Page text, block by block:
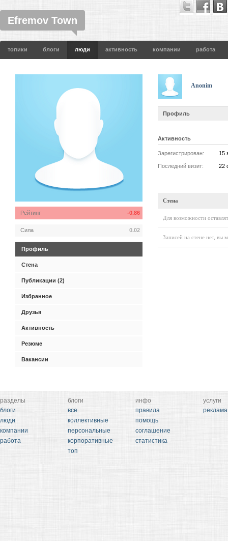
Efremov Town
топики блоги люди активность компании работа
Anonim
Профиль
Активность
Зарегистрирован: 15
Последний визит: 22
Стена
Для возможности
Записей на стене нет, вы
Рейтинг -0.86
Сила 0.02
Профиль
Стена
Публикации (2)
Избранное
Друзья
Активность
Резюме
Вакансии
разделы
блоги
люди
компании
работа
блоги
все
коллективные
персональные
корпоративные
топ
инфо
правила
помощь
соглашение
статистика
услуги
реклама